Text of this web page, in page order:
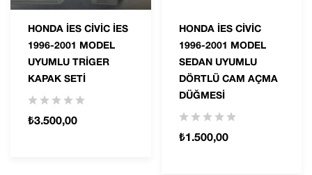
HONDA İES CİVİC İES
1996-2001 MODEL
UYUMLU TRİGER
KAPAK SETİ
₺3.500,00
HONDA İES CİVİC
1996-2001 MODEL
SEDAN UYUMLU
DÖRTLÜ CAM AÇMA
DÜĞMESİ
₺1.500,00